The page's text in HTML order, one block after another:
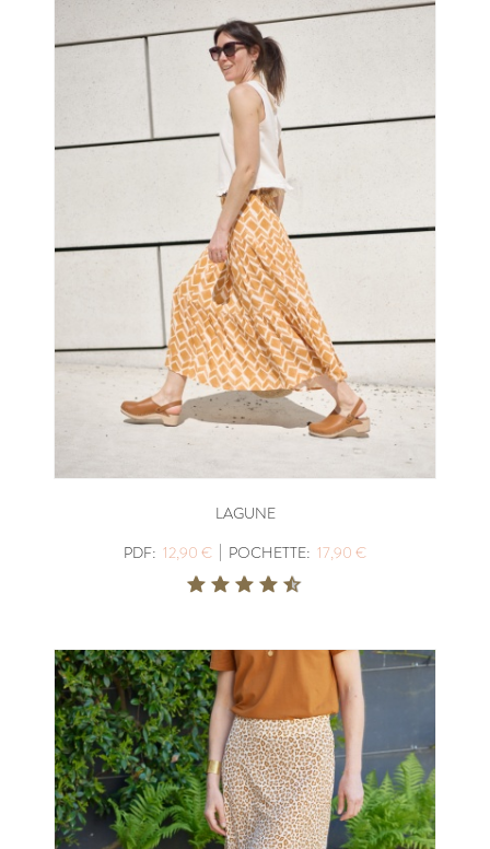
LAGUNE
PDF: 12,90 € | POCHETTE: 17,90 €